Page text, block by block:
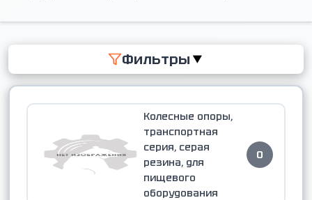
Фильтры ▼
Колесные опоры,
транспортная
серия, серая
резина, для
пищевого
оборудования
0